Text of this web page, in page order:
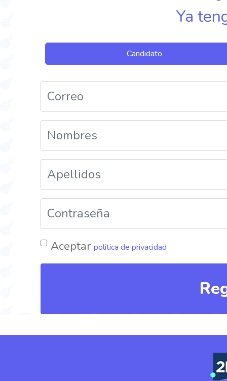
Ya
Candidato
Aceptarpolitica de privacidad